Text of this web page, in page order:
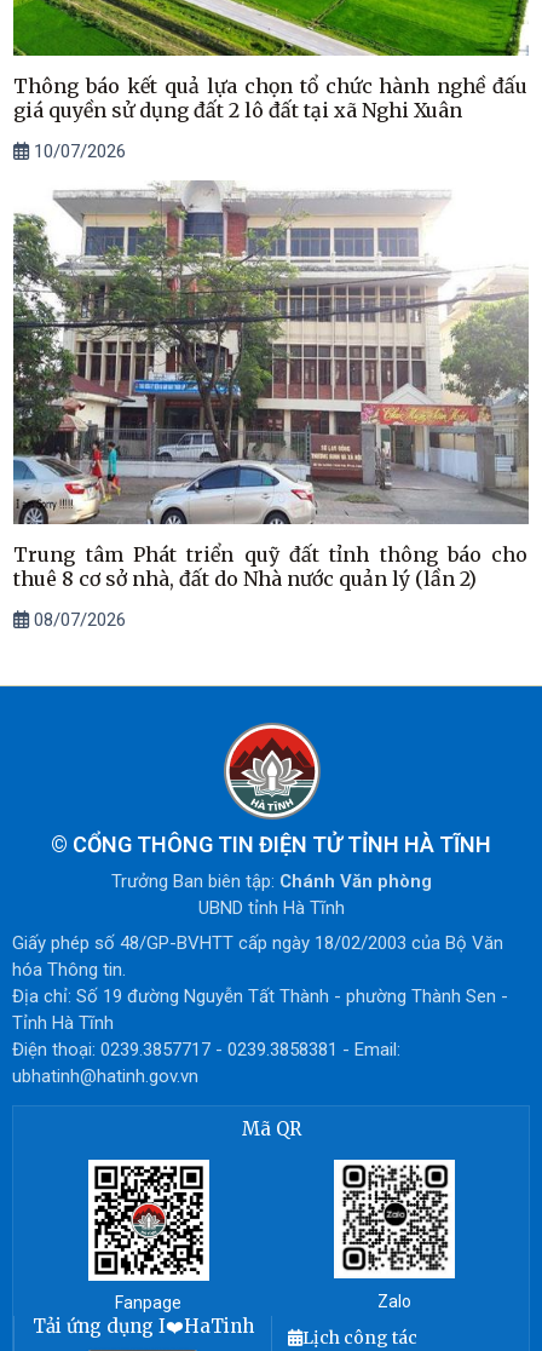
Thông báo kết quả lựa chọn tổ chức hành nghề đấu
giá quyền sử dụng đất 2 lô đất tại xã Nghi Xuân
10/07/2026
Trung tâm Phát triển quỹ đất tỉnh thông báo cho
thuê 8 cơ sở nhà, đất do Nhà nước quản lý (lần 2)
08/07/2026
© CỔNG THÔNG TIN ĐIỆN TỬ TỈNH HÀ TĨNH
Trưởng Ban biên tập: Chánh Văn phòng
UBND tỉnh Hà Tĩnh
Giấy phép số 48/GP-BVHTT cấp ngày 18/02/2003 của Bộ Văn
hóa Thông tin.
Địa chỉ: Số 19 đường Nguyễn Tất Thành - phường Thành Sen -
Tỉnh Hà Tĩnh
Điện thoại: 0239.3857717 - 0239.3858381 - Email:
ubhatinh@hatinh.gov.vn
Mã QR
Fanpage Zalo
Tải ứng dụng I❤️HaTinh Lịch công tác